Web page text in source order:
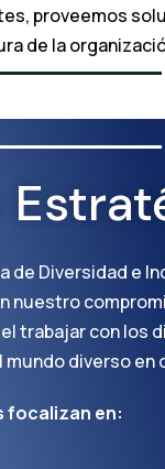
proveemos
de la
de Diversidad e
nuestro
trabajar con los
diverso en
focalizan en: